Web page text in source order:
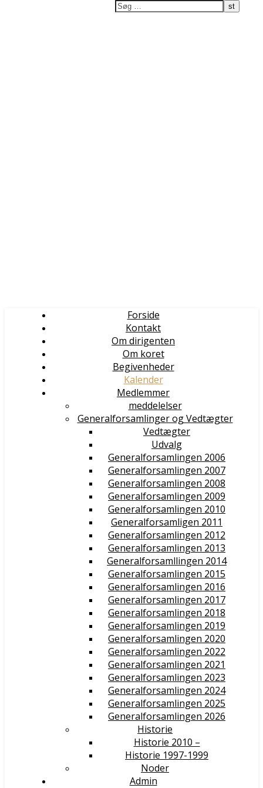
Forside
Kontakt
Om dirigenten
Om koret
Begivenheder
Kalender
Medlemmer
meddelelser
Generalforsamlinger og Vedtægter
Vedtægter
Udvalg
Generalforsamlingen 2006
Generalforsamlingen 2007
Generalforsamlingen 2008
Generalforsamlingen 2009
Generalforsamlingen 2010
Generalforsamligen 2011
Generalforsamlingen 2012
Generalforsamlingen 2013
Generalforsamllingen 2014
Generalforsamlingen 2015
Generalforsamlingen 2016
Generalforsamlingen 2017
Generalforsamlingen 2018
Generalforsamlingen 2019
Generalforsamlingen 2020
Generalforsamlingen 2022
Generalforsamlingen 2021
Generalforsamlingen 2023
Generalforsamlingen 2024
Generalforsamlingen 2025
Generalforsamlingen 2026
Historie
Historie 2010 –
Historie 1997-1999
Noder
Admin